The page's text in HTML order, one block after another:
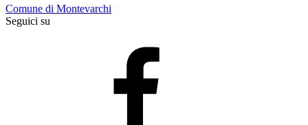
Comune di Montevarchi
Seguici su